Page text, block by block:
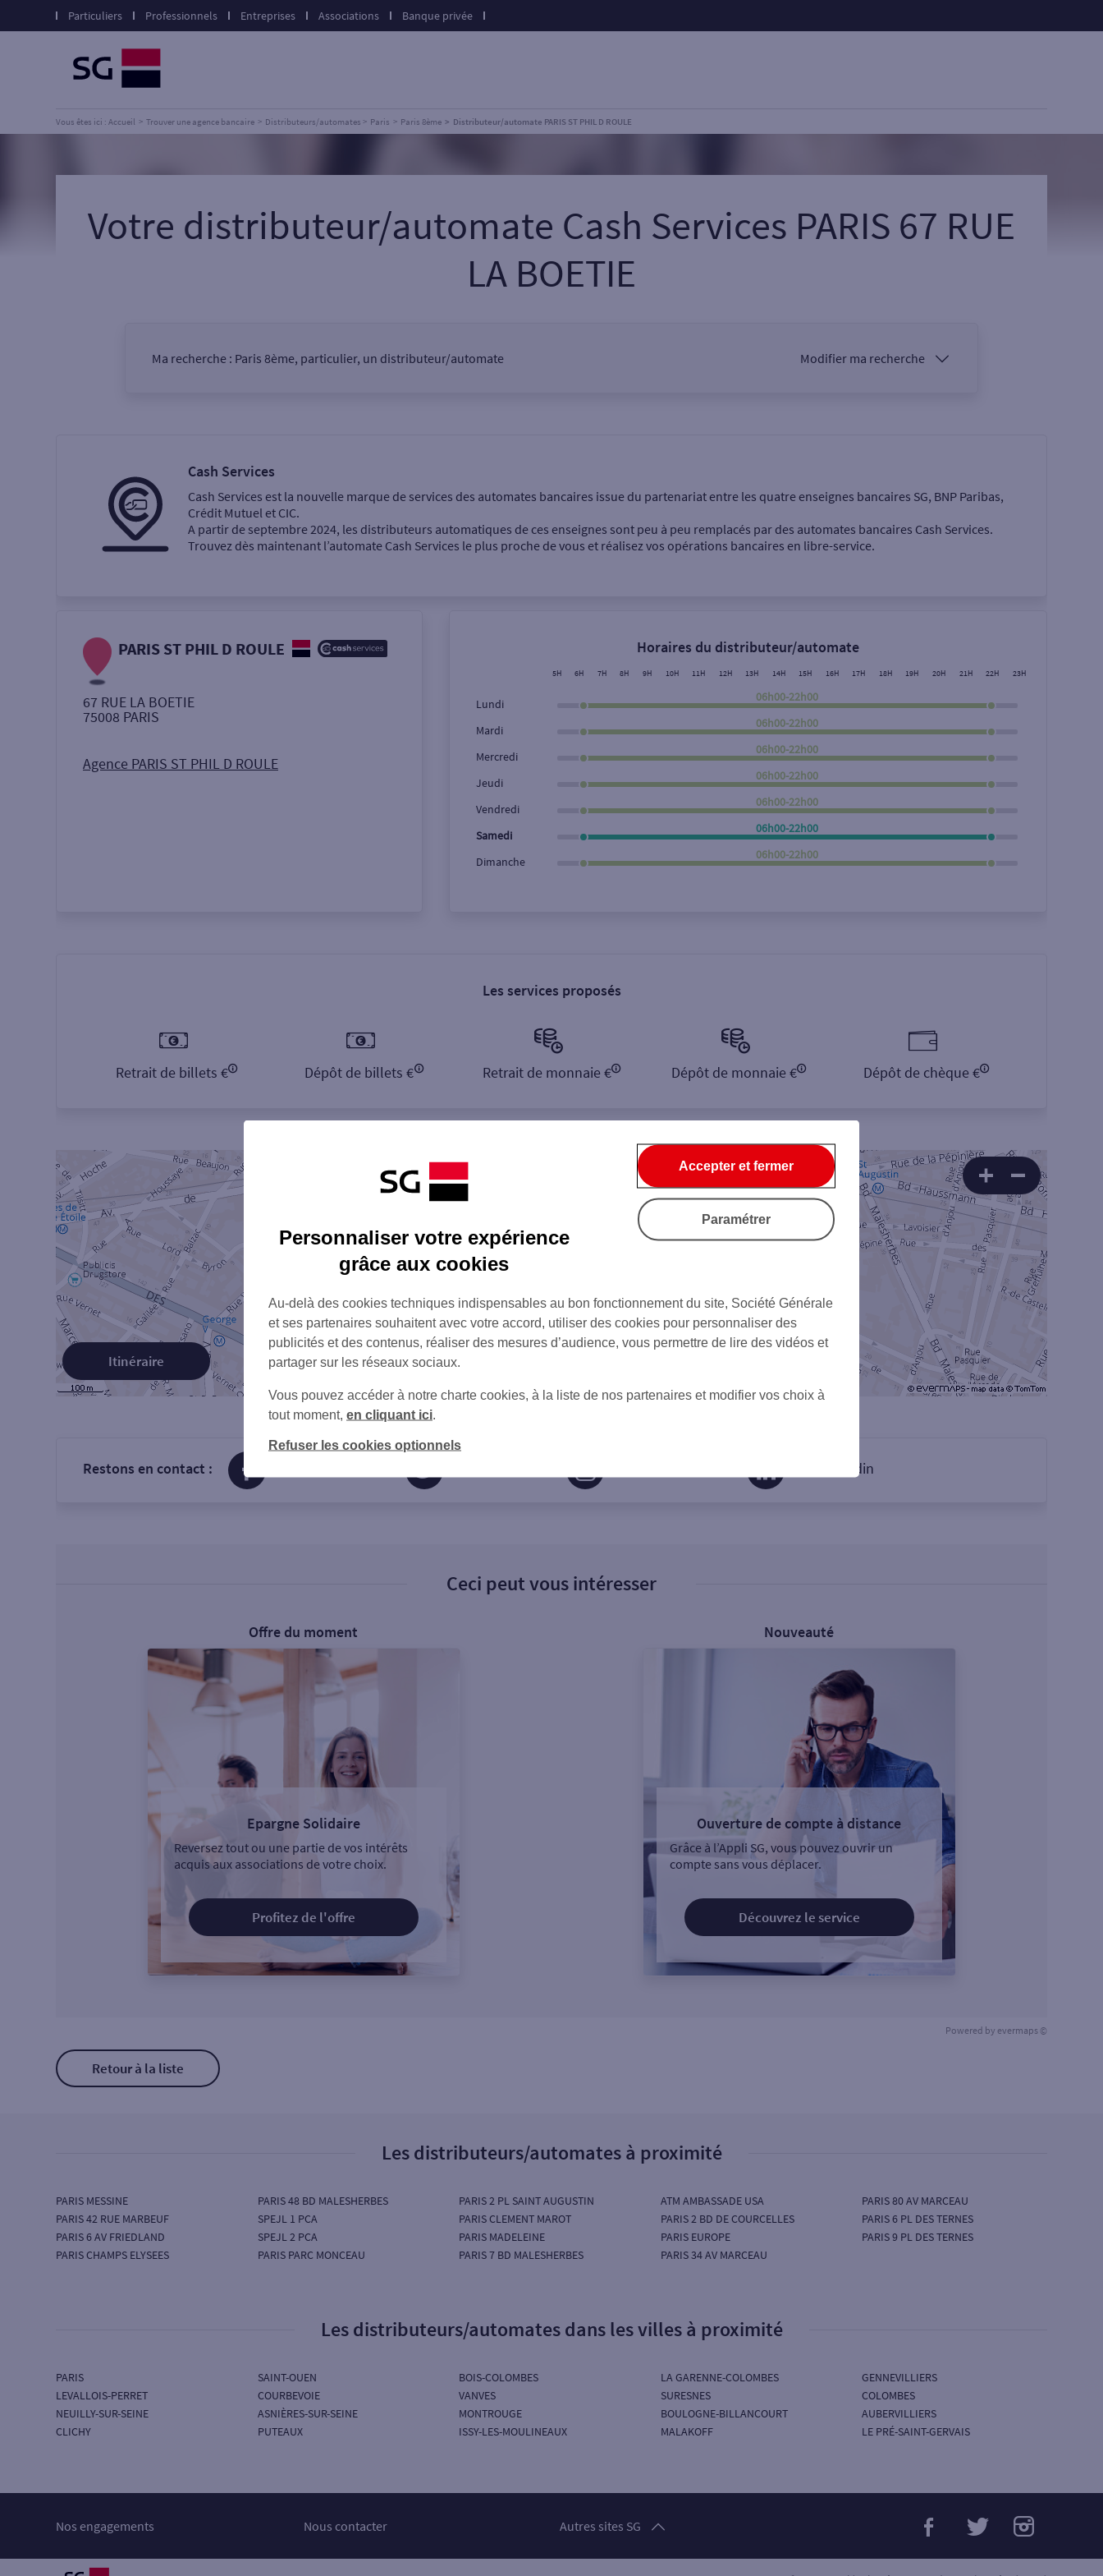
Particuliers Professionnels Entreprises Associations Banque privée
Vous êtes ici : Accueil Trouver une agence bancaire Distributeurs/automates Paris Paris 8ème Distributeur/automate PARIS ST PHIL D ROULE
Votre distributeur/automate Cash Services PARIS 67 RUE
LA BOETIE
Ma recherche : Paris 8ème, particulier, un distributeur/automate Modifier ma recherche
Ma recherche
Retrait de billets €
Retrait de monnaie €
Rue Rechercher
Cash Services
Cash Services est la nouvelle marque de services des automates bancaires issue du partenariat entre les quatre enseignes bancaires SG, BNP Paribas,
Crédit Mutuel et CIC.
A partir de septembre 2024, les distributeurs automatiques de ces enseignes sont peu à peu remplacés par des automates bancaires Cash Services.
Trouvez dès maintenant l’automate Cash Services le plus proche de vous et réalisez vos opérations bancaires en libre-service.
PARIS ST PHIL D ROULE
67 RUE LA BOETIE
75008 PARIS
Agence PARIS ST PHIL D ROULE
Horaires du distributeur/automate
5H 6H 7H 8H 9H 10H 11H 12H 13H 14H 15H 16H 17H 18H 19H 20H 21H 22H 23H
Lundi
06h00-22h00
Mardi
06h00-22h00
Mercredi
06h00-22h00
Jeudi
06h00-22h00
Vendredi
06h00-22h00
Samedi
06h00-22h00
Dimanche
06h00-22h00
Les services proposés
Retrait de billets € Dépôt de billets € Retrait de monnaie € Dépôt de monnaie € Dépôt de chèque €
Itinéraire
Restons en contact : sur Linkedin
Ceci peut vous intéresser
Offre du moment
Epargne Solidaire
Reversez tout ou une partie de vos intérêts
acquis aux associations de votre choix.
Profitez de l'offre
Nouveauté
Ouverture de compte à distance
Grâce à l’Appli SG, vous pouvez ouvrir un
compte sans vous déplacer.
Découvrez le service
Powered by evermaps ©
Retour à la liste
Les distributeurs/automates à proximité
PARIS MESSINE
PARIS 42 RUE MARBEUF
PARIS 6 AV FRIEDLAND
PARIS CHAMPS ELYSEES
PARIS 48 BD MALESHERBES
SPEJL 1 PCA
SPEJL 2 PCA
PARIS PARC MONCEAU
PARIS 2 PL SAINT AUGUSTIN
PARIS CLEMENT MAROT
PARIS MADELEINE
PARIS 7 BD MALESHERBES
ATM AMBASSADE USA
PARIS 2 BD DE COURCELLES
PARIS EUROPE
PARIS 34 AV MARCEAU
PARIS 80 AV MARCEAU
PARIS 6 PL DES TERNES
PARIS 9 PL DES TERNES
Les distributeurs/automates dans les villes à proximité
PARIS
LEVALLOIS-PERRET
NEUILLY-SUR-SEINE
CLICHY
SAINT-OUEN
COURBEVOIE
ASNIÈRES-SUR-SEINE
PUTEAUX
BOIS-COLOMBES
VANVES
MONTROUGE
ISSY-LES-MOULINEAUX
LA GARENNE-COLOMBES
SURESNES
BOULOGNE-BILLANCOURT
MALAKOFF
GENNEVILLIERS
COLOMBES
AUBERVILLIERS
LE PRÉ-SAINT-GERVAIS
Nos engagements Nous contacter Autres sites SG
Personnaliser votre expérience
grâce aux cookies
Au-delà des cookies techniques indispensables au bon fonctionnement du site, Société Générale
et ses partenaires souhaitent avec votre accord, utiliser des cookies pour personnaliser des
publicités et des contenus, réaliser des mesures d’audience, vous permettre de lire des vidéos et
partager sur les réseaux sociaux.
Vous pouvez accéder à notre charte cookies, à la liste de nos partenaires et modifier vos choix à
tout moment, en cliquant ici
Refuser les cookies optionnels
Accepter et fermer
Paramétrer